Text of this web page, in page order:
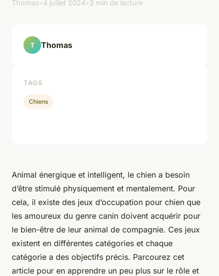
Thomas•4 juillet 2024•3 min de lecture
Animal énergique et intelligent, le chien a besoin
d’être stimulé physiquement et mentalement. Pour
cela, il existe des jeux d’occupation pour chien que
les amoureux du genre canin doivent acquérir pour
le bien-être de leur animal de compagnie. Ces jeux
existent en différentes catégories et chaque
catégorie a des objectifs précis. Parcourez cet
article pour en apprendre un peu plus sur le rôle et
T Thomas
TAGS
Chiens